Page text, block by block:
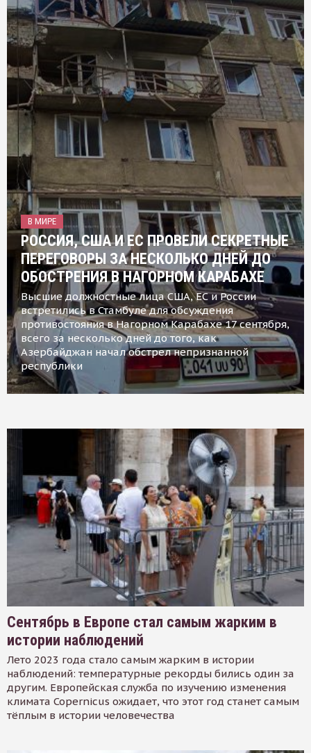
В МИРЕ
РОССИЯ, США И ЕС ПРОВЕЛИ СЕКРЕТНЫЕ
ПЕРЕГОВОРЫ ЗА НЕСКОЛЬКО ДНЕЙ ДО
ОБОСТРЕНИЯ В НАГОРНОМ КАРАБАХЕ
Высшие должностные лица США, ЕС и России
встретились в Стамбуле для обсуждения
противостояния в Нагорном Карабахе 17 сентября,
всего за несколько дней до того, как
Азербайджан начал обстрел непризнанной
республики
Сентябрь в Европе стал самым жарким в
истории наблюдений
Лето 2023 года стало самым жарким в истории
наблюдений: температурные рекорды бились один за
другим. Европейская служба по изучению изменения
климата Copernicus ожидает, что этот год станет самым
тёплым в истории человечества